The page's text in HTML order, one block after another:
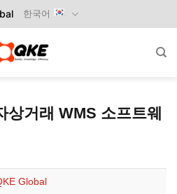
한국어
상거래 WMS 소프트웨
Global